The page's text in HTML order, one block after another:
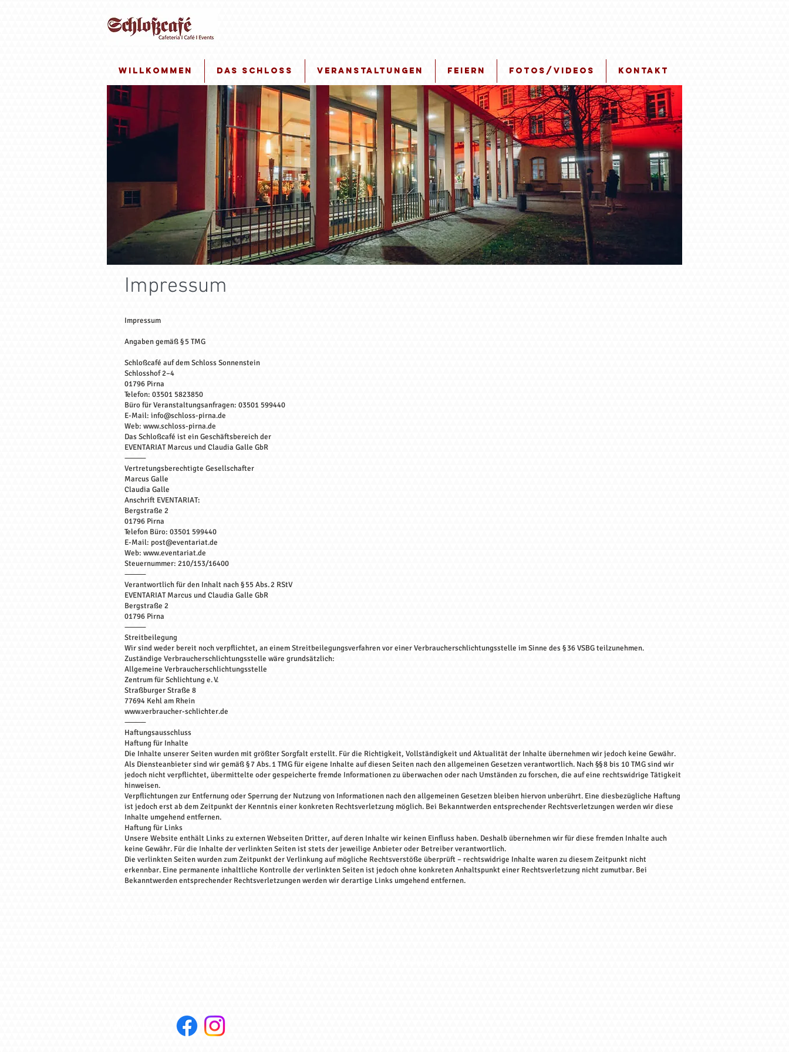
Willkommen Das Schloss Veranstaltungen Feiern Fotos/Videos Kontakt
Impressum
Impressum
Angaben gemäß § 5 TMG
Schloßcafé auf dem Schloss Sonnenstein
Schlosshof 2–4
01796 Pirna
Telefon: 03501 5823850
Büro für Veranstaltungsanfragen: 03501 599440
E-Mail: info@schloss-pirna.de
Web: www.schloss-pirna.de
Das Schloßcafé ist ein Geschäftsbereich der
EVENTARIAT Marcus und Claudia Galle GbR
⸻
Vertretungsberechtigte Gesellschafter
Marcus Galle
Claudia Galle
Anschrift EVENTARIAT:
Bergstraße 2
01796 Pirna
Telefon Büro: 03501 599440
E-Mail: post@eventariat.de
Web: www.eventariat.de
Steuernummer: 210/153/16400
⸻
Verantwortlich für den Inhalt nach § 55 Abs. 2 RStV
EVENTARIAT Marcus und Claudia Galle GbR
Bergstraße 2
01796 Pirna
⸻
Streitbeilegung
Wir sind weder bereit noch verpflichtet, an einem Streitbeilegungsverfahren vor einer Verbraucherschlichtungsstelle im Sinne des § 36 VSBG teilzunehmen.
Zuständige Verbraucherschlichtungsstelle wäre grundsätzlich:
Allgemeine Verbraucherschlichtungsstelle
Zentrum für Schlichtung e. V.
Straßburger Straße 8
77694 Kehl am Rhein
www.verbraucher-schlichter.de
⸻
Haftungsausschluss
Haftung für Inhalte
Die Inhalte unserer Seiten wurden mit größter Sorgfalt erstellt. Für die Richtigkeit, Vollständigkeit und Aktualität der Inhalte übernehmen wir jedoch keine Gewähr.
Als Diensteanbieter sind wir gemäß § 7 Abs. 1 TMG für eigene Inhalte auf diesen Seiten nach den allgemeinen Gesetzen verantwortlich. Nach §§ 8 bis 10 TMG sind wir
jedoch nicht verpflichtet, übermittelte oder gespeicherte fremde Informationen zu überwachen oder nach Umständen zu forschen, die auf eine rechtswidrige Tätigkeit
hinweisen.
Verpflichtungen zur Entfernung oder Sperrung der Nutzung von Informationen nach den allgemeinen Gesetzen bleiben hiervon unberührt. Eine diesbezügliche Haftung
ist jedoch erst ab dem Zeitpunkt der Kenntnis einer konkreten Rechtsverletzung möglich. Bei Bekanntwerden entsprechender Rechtsverletzungen werden wir diese
Inhalte umgehend entfernen.
Haftung für Links
Unsere Website enthält Links zu externen Webseiten Dritter, auf deren Inhalte wir keinen Einfluss haben. Deshalb übernehmen wir für diese fremden Inhalte auch
keine Gewähr. Für die Inhalte der verlinkten Seiten ist stets der jeweilige Anbieter oder Betreiber verantwortlich.
Die verlinkten Seiten wurden zum Zeitpunkt der Verlinkung auf mögliche Rechtsverstöße überprüft – rechtswidrige Inhalte waren zu diesem Zeitpunkt nicht
erkennbar. Eine permanente inhaltliche Kontrolle der verlinkten Seiten ist jedoch ohne konkreten Anhaltspunkt einer Rechtsverletzung nicht zumutbar. Bei
Bekanntwerden entsprechender Rechtsverletzungen werden wir derartige Links umgehend entfernen.